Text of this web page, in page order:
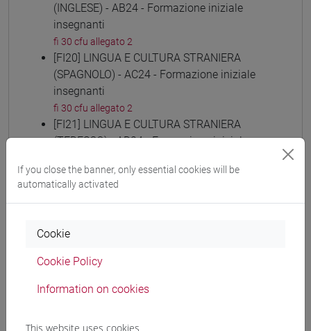
(INGLESE) - AB24 - Formazione iniziale
insegnanti
fi 30 cfu allegato 2
[FI20] LINGUA E CULTURA STRANIERA
(SPAGNOLO) - AC24 - Formazione iniziale
insegnanti
fi 30 cfu allegato 2
[FI21] LINGUA E CULTURA STRANIERA
(TEDESCO) - AD24 - Formazione iniziale
fi 30 cfu allegato 2
[FI22] LINGUE E CULTURE STRANIERE NEGLI
ISTITUTI DI ISTRUZIONE DI II GRADO (RUSSO)
fi 30 cfu allegato 2
[FI23] LINGUA E CULTURA STRANIERA
insegnanti
[FI24] LINGUE E CULTURE STRANIERE NEGLI
If you close the banner, only essential cookies will be
automatically activated
Cookie
Cookie Policy
Information on cookies
This website uses cookies